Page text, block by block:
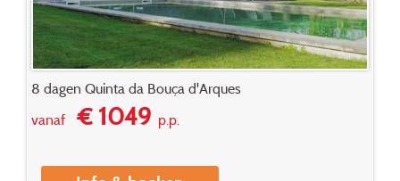
8 dagen Quinta da Bouça d'Arques
vanaf€ 1049p.p.